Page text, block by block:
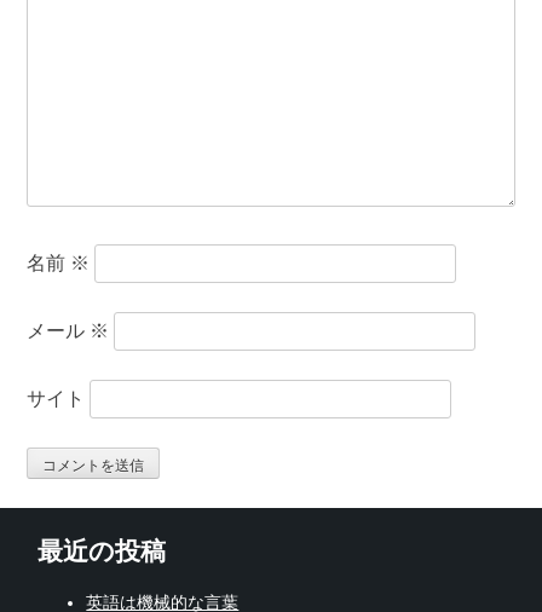
名前 ※
メール ※
サイト
最近の投稿
英語は機械的な言葉